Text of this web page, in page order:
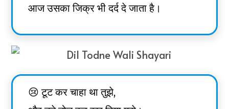
आज उसका जिक्र भी दर्द दे जाता है।
😢 टूट कर चाहा था तुझे,